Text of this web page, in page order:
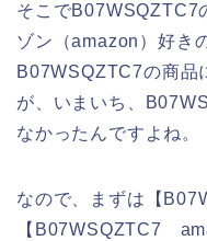
そこでB07WSQZTC7
ゾン（amazon）好き
B07WSQZTC7の商品
が、いまいち、
なかったんですよね。
なので、まずは【
【B07WSQZTC7